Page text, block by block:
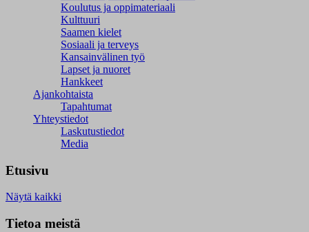
Koulutus ja oppimateriaali
Kulttuuri
Saamen kielet
Sosiaali ja terveys
Kansainvälinen työ
Lapset ja nuoret
Hankkeet
Ajankohtaista
Tapahtumat
Yhteystiedot
Laskutustiedot
Media
Etusivu
Näytä kaikki
Tietoa meistä